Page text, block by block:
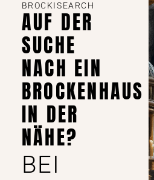
BROCKISEARCH
AUF DER
SUCHE
NACH EIN
BROCKENHAUS
IN DER
NÄHE?
BEI